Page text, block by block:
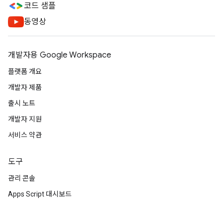
코드 샘플
동영상
개발자용 Google Workspace
플랫폼 개요
개발자 제품
출시 노트
개발자 지원
서비스 약관
도구
관리 콘솔
Apps Script 대시보드